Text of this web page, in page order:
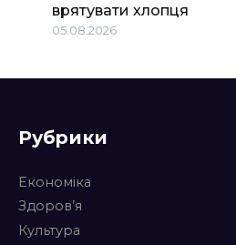
врятувати хлопця
05.08.2026
Рубрики
Економіка
Здоров’я
Культура